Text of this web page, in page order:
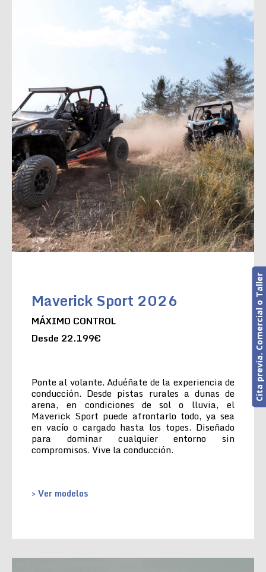
Maverick Sport 2026
MÁXIMO CONTROL
Desde 22.199€
Ponte al volante. Aduéñate de la experiencia de
conducción. Desde pistas rurales a dunas de
arena, en condiciones de sol o lluvia, el
Maverick Sport puede afrontarlo todo, ya sea
en vacío o cargado hasta los topes. Diseñado
para dominar cualquier entorno sin
compromisos. Vive la conducción.
> Ver modelos
Cita previa. Comercial o Taller